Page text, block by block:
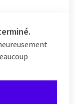
déjeuner
vivre pleinement
inoubliables.